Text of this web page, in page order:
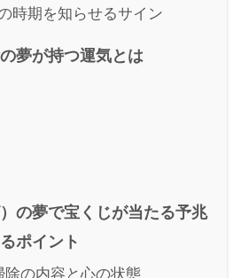
時期を知らせるサイン
夢が持つ運気とは
の夢で宝くじが当たる予兆
ポイント
除の内容と心の状態